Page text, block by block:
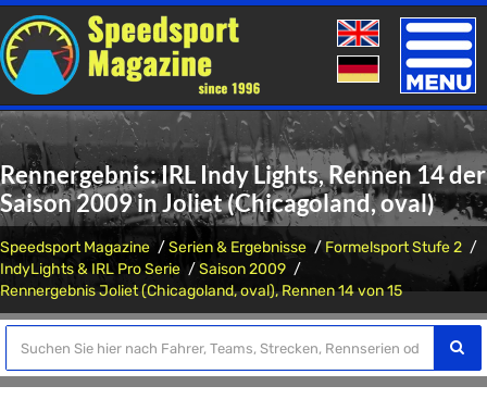
Toggle
Rennergebnis: IRL Indy Lights, Rennen 14 der
Saison 2009 in Joliet (Chicagoland, oval)
Speedsport Magazine Serien & Ergebnisse
Formelsport Stufe 2
IndyLights & IRL Pro Serie
Saison 2009
Rennergebnis Joliet (Chicagoland, oval), Rennen 14 von 15